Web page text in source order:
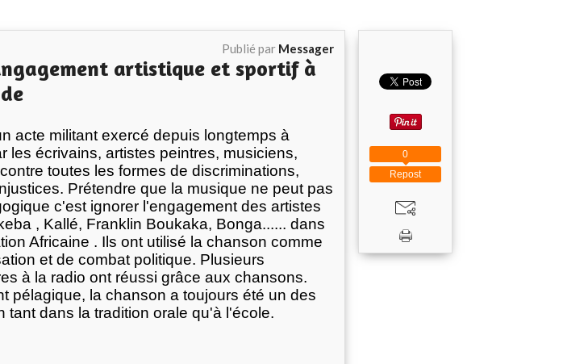
Publié par Messager
artistique et sportif à
acte militant exercé depuis longtemps à
les écrivains, artistes peintres, musiciens,
toutes les formes de discriminations,
Prétendre que la musique ne peut pas
c'est ignorer l'engagement des artistes
, Kallé, Franklin Boukaka, Bonga...... dans
Africaine . Ils ont utilisé la chanson comme
et de combat politique. Plusieurs
à la radio ont réussi grâce aux chansons.
pélagique, la chanson a toujours été un des
tant dans la tradition orale qu'à l'école.
Repost
0